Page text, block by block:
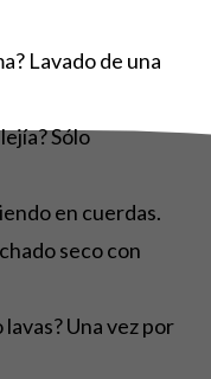
Lavado de una
Sólo
en cuerdas.
seco con
lavas? Una vez por